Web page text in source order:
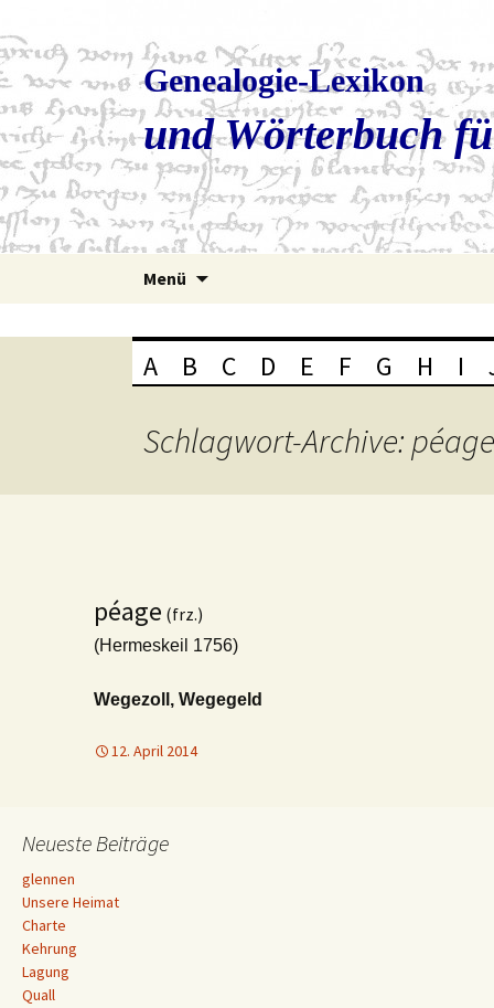
Genealogie-Lexikon
und Wörterbuch
Menü
A B C D E F G H I
Schlagwort-Archive: péage
péage (frz.)
(Hermeskeil 1756)
Wegezoll, Wegegeld
12. April 2014
Neueste Beiträge
glennen
Unsere Heimat
Charte
Kehrung
Lagung
Quall